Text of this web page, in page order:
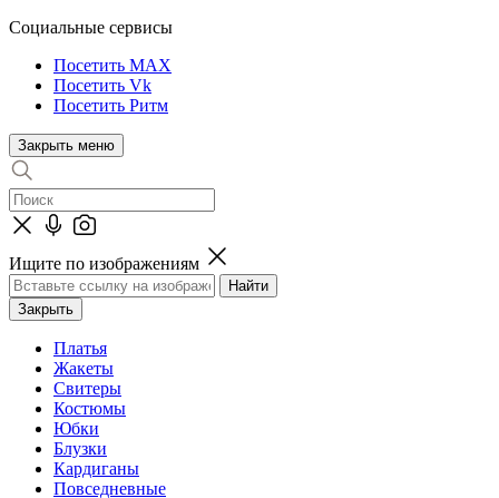
Социальные сервисы
Посетить MAX
Посетить Vk
Посетить Ритм
Закрыть меню
Ищите по изображениям
Закрыть
Платья
Жакеты
Свитеры
Костюмы
Юбки
Блузки
Кардиганы
Повседневные